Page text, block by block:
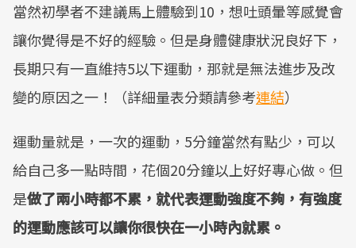
當然初學者不建議馬上體驗到10，想吐頭暈等感覺會
讓你覺得是不好的經驗。但是身體健康狀況良好下，
長期只有一直維持5以下運動，那就是無法進步及改
變的原因之一！（詳細量表分類請參考連結）
運動量就是，一次的運動，5分鐘當然有點少，可以
給自己多一點時間，花個20分鐘以上好好專心做。但
是做了兩小時都不累，就代表運動強度不夠，有強度
的運動應該可以讓你很快在一小時內就累。